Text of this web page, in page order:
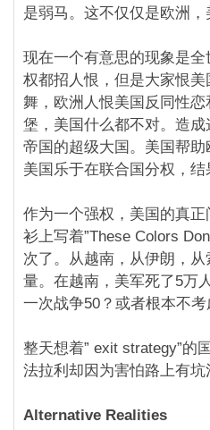
是弱马。这不仅仅是欧洲，
现在一个有意思的现象是
权都招人恨，但是大家恨
舞，欧洲人恨美国反同性
堡，美国什么都不对。造
帝国的超级大国。美国帮
美国乐于在联合国分权，
作为一个强权，美国的真
衫上写着”These Colors
次了。从越南，从伊朗，
量。在越南，美军死了5万
一次战争50？或者根本不考
整天想着” exit strategy”的
法拉利却因为害怕路上有坑
Alternative Realities